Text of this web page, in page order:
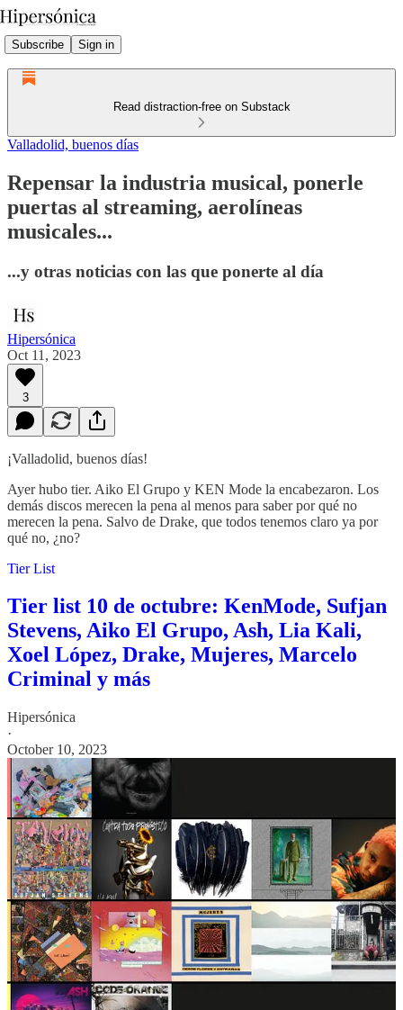
Subscribe Sign in
Read distraction-free on Substack
Valladolid, buenos días
Repensar la industria musical, ponerle
puertas al streaming, aerolíneas
musicales...
...y otras noticias con las que ponerte al día
Hipersónica
Oct 11, 2023
3
¡Valladolid, buenos días!
Ayer hubo tier. Aiko El Grupo y KEN Mode la encabezaron. Los
demás discos merecen la pena al menos para saber por qué no
merecen la pena. Salvo de Drake, que todos tenemos claro ya por
qué no, ¿no?
Tier List
Tier list 10 de octubre: KenMode, Sufjan
Stevens, Aiko El Grupo, Ash, Lia Kali,
Xoel López, Drake, Mujeres, Marcelo
Criminal y más
Hipersónica
·
October 10, 2023